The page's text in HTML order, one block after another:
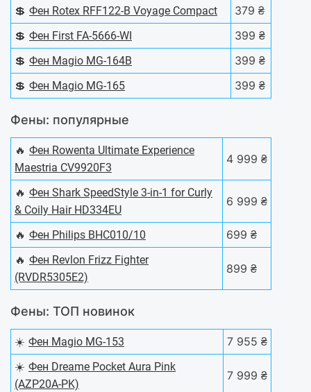
💲 Фен Rotex RFF122-B Voyage Compact
379 ₴
💲 Фен First FA-5666-WI
399 ₴
💲 Фен Magio MG-164B
399 ₴
💲 Фен Magio MG-165 399 ₴
Фены: популярные
🔥 Фен Rowenta Ultimate Experience
Maestria CV9920F3
4 999 ₴
🔥 Фен Shark SpeedStyle 3-in-1 for Curly
& Coily Hair HD334EU
6 999 ₴
🔥 Фен Philips BHC010/10
699 ₴
🔥 Фен Revlon Frizz Fighter
(RVDR5305E2)
899 ₴
Фены: ТОП новинок
☀️ Фен Magio MG-153
7 955 ₴
☀️ Фен Dreame Pocket Aura Pink
(AZP20A-PK)
7 999 ₴